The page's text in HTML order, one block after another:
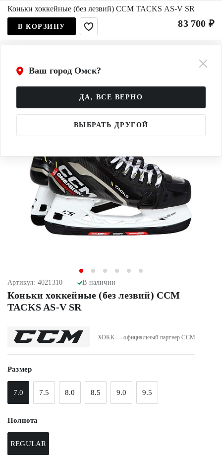
Ваш город Омск?
ДА, ВСЕ ВЕРНО
ВЫБРАТЬ ДРУГОЙ
Артикул: 4021310 В наличии
Коньки хоккейные (без лезвий) CCM
TACKS AS-V SR
ХОКК — официальный партнер CCM
Размер
7.0 7.5 8.0 8.5 9.0 9.5
Полнота
REGULAR
Коньки хоккейные (без лезвий) CCM TACKS AS-V SR
83 700 ₽
В КОРЗИНУ